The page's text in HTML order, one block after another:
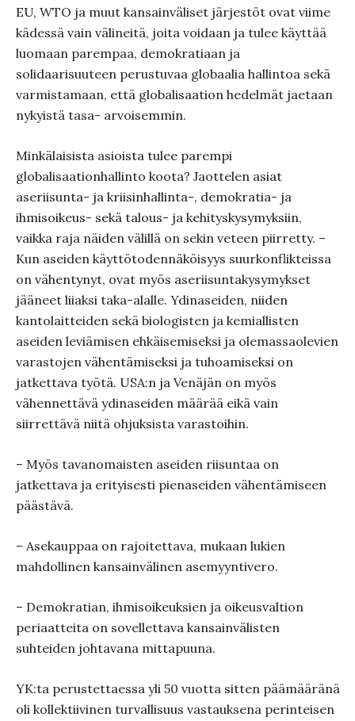
EU, WTO ja muut kansainväliset järjestöt ovat viime
kädessä vain välineitä, joita voidaan ja tulee käyttää
luomaan parempaa, demokratiaan ja
solidaarisuuteen perustuvaa globaalia hallintoa sekä
varmistamaan, että globalisaation hedelmät jaetaan
nykyistä tasa- arvoisemmin.
Minkälaisista asioista tulee parempi
globalisaationhallinto koota? Jaottelen asiat
aseriisunta- ja kriisinhallinta-, demokratia- ja
ihmisoikeus- sekä talous- ja kehityskysymyksiin,
vaikka raja näiden välillä on sekin veteen piirretty. –
Kun aseiden käyttötodennäköisyys suurkonflikteissa
on vähentynyt, ovat myös aseriisuntakysymykset
jääneet liiaksi taka-alalle. Ydinaseiden, niiden
kantolaitteiden sekä biologisten ja kemiallisten
aseiden leviämisen ehkäisemiseksi ja olemassaolevien
varastojen vähentämiseksi ja tuhoamiseksi on
jatkettava työtä. USA:n ja Venäjän on myös
vähennettävä ydinaseiden määrää eikä vain
siirrettävä niitä ohjuksista varastoihin.
– Myös tavanomaisten aseiden riisuntaa on
jatkettava ja erityisesti pienaseiden vähentämiseen
päästävä.
– Asekauppaa on rajoitettava, mukaan lukien
mahdollinen kansainvälinen asemyyntivero.
– Demokratian, ihmisoikeuksien ja oikeusvaltion
periaatteita on sovellettava kansainvälisten
suhteiden johtavana mittapuuna.
YK:ta perustettaessa yli 50 vuotta sitten päämääränä
oli kollektiivinen turvallisuus vastauksena perinteisen